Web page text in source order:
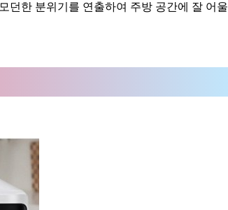
던한 분위기를 연출하여 주방 공간에 잘 어울